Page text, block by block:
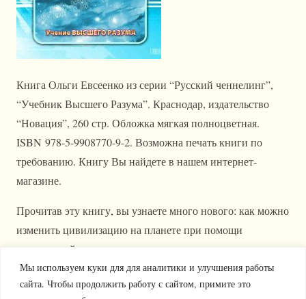
Мы используем куки для для аналитики и улучшения работы
сайта. Чтобы продолжить работу с сайтом, примите это
Книга Ольги Евсеенко из серии “Русский ченнелинг”,
“Учебник Высшего Разума”. Краснодар, издательство
“Новация”, 260 стр. Обложка мягкая полноцветная.
ISBN 978-5-9908770-9-2. Возможна печать книги по
требованию. Книгу Вы найдете в нашем интернет-
магазине.
Прочитав эту книгу, вы узнаете много нового: как можно
изменить цивилизацию на планете при помощи
космической энергии, как появился человек на планете,
как человек может перемещаться в пространстве на
большое расстояние, как исцеляться энергией планет. Вы